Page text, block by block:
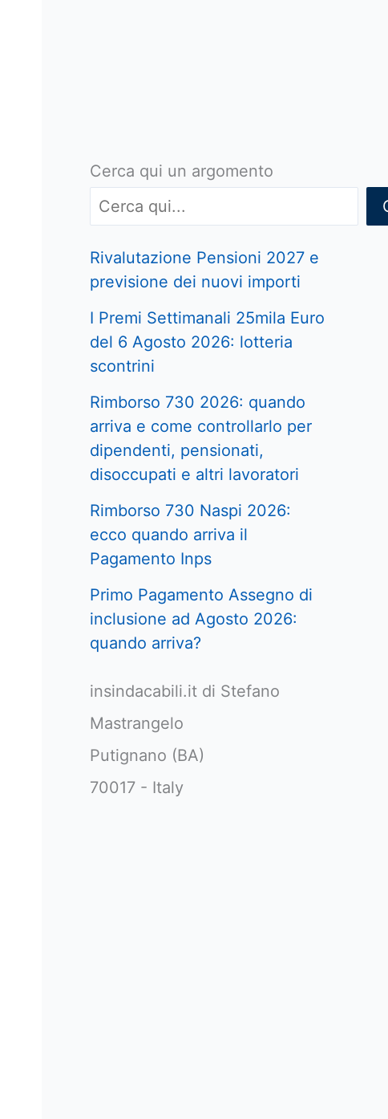
Cerca qui un argomento
Rivalutazione Pensioni 2027 e
previsione dei nuovi importi
I Premi Settimanali 25mila Euro
del 6 Agosto 2026: lotteria
scontrini
Rimborso 730 2026: quando
arriva e come controllarlo per
dipendenti, pensionati,
disoccupati e altri lavoratori
Rimborso 730 Naspi 2026:
ecco quando arriva il
Pagamento Inps
Primo Pagamento Assegno di
inclusione ad Agosto 2026:
quando arriva?
insindacabili.it di Stefano
Mastrangelo
Putignano (BA)
70017 - Italy